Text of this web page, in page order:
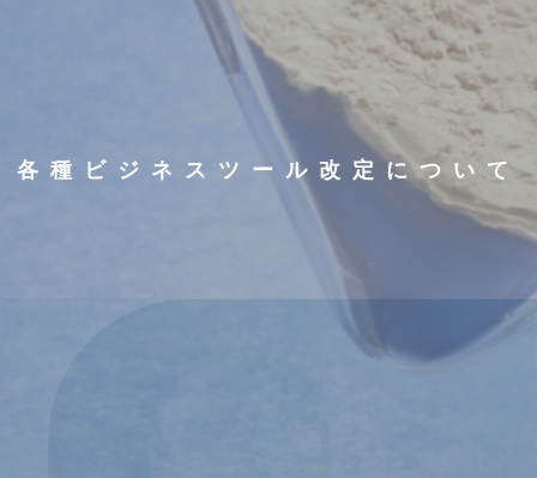
各種ビジネスツール改定について